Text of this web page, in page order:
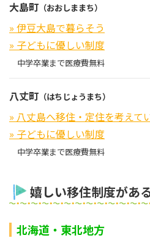
大島町 （おおしままち）
» 伊豆大島で暮らそう
» 子どもに優しい制度
中学卒業まで医療費無料
八丈町 （はちじょうまち）
» 八丈島へ移住・定住を考えて
» 子どもに優しい制度
中学卒業まで医療費無料
嬉しい移住制度があ
北海道・東北地方